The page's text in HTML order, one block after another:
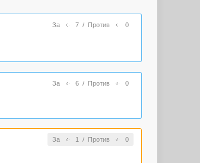
За 7/ Против 0
За 6/ Против 0
За 1 / Против 0